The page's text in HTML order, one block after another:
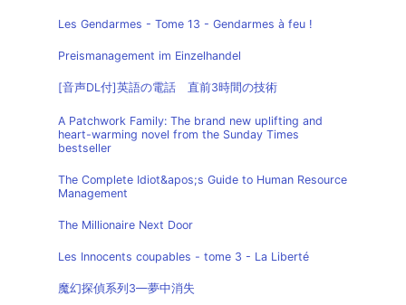
Les Gendarmes - Tome 13 - Gendarmes à feu !
Preismanagement im Einzelhandel
[音声DL付]英語の電話 直前3時間の技術
A Patchwork Family: The brand new uplifting and
heart-warming novel from the Sunday Times
bestseller
The Complete Idiot&apos;s Guide to Human Resource
Management
The Millionaire Next Door
Les Innocents coupables - tome 3 - La Liberté
魔幻探偵系列3—夢中消失